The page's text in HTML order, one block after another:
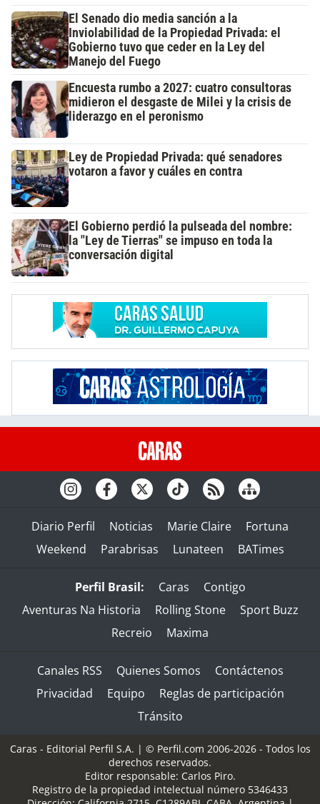
El Senado dio media sanción a la
Inviolabilidad de la Propiedad Privada: el
Gobierno tuvo que ceder en la Ley del
Manejo del Fuego
Encuesta rumbo a 2027: cuatro consultoras
midieron el desgaste de Milei y la crisis de
liderazgo en el peronismo
Ley de Propiedad Privada: qué senadores
votaron a favor y cuáles en contra
El Gobierno perdió la pulseada del nombre:
la "Ley de Tierras" se impuso en toda la
conversación digital
Diario Perfil Noticias Marie Claire
Fortuna
Weekend
Parabrisas Lunateen BATimes
Perfil Brasil: Caras
Contigo
Aventuras Na Historia
Rolling Stone
Sport Buzz
Recreio
Maxima
Canales RSS Quienes Somos
Contáctenos
Privacidad
Equipo
Reglas de participación
Tránsito
Caras - Editorial Perfil S.A. | © Perfil.com 2006-2026 - Todos los
derechos reservados.
Editor responsable: Carlos Piro.
Registro de la propiedad intelectual número 5346433